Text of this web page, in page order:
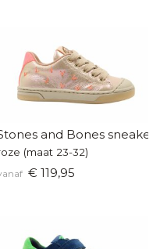
and Bones
(maat 23-32)
€ 119,95